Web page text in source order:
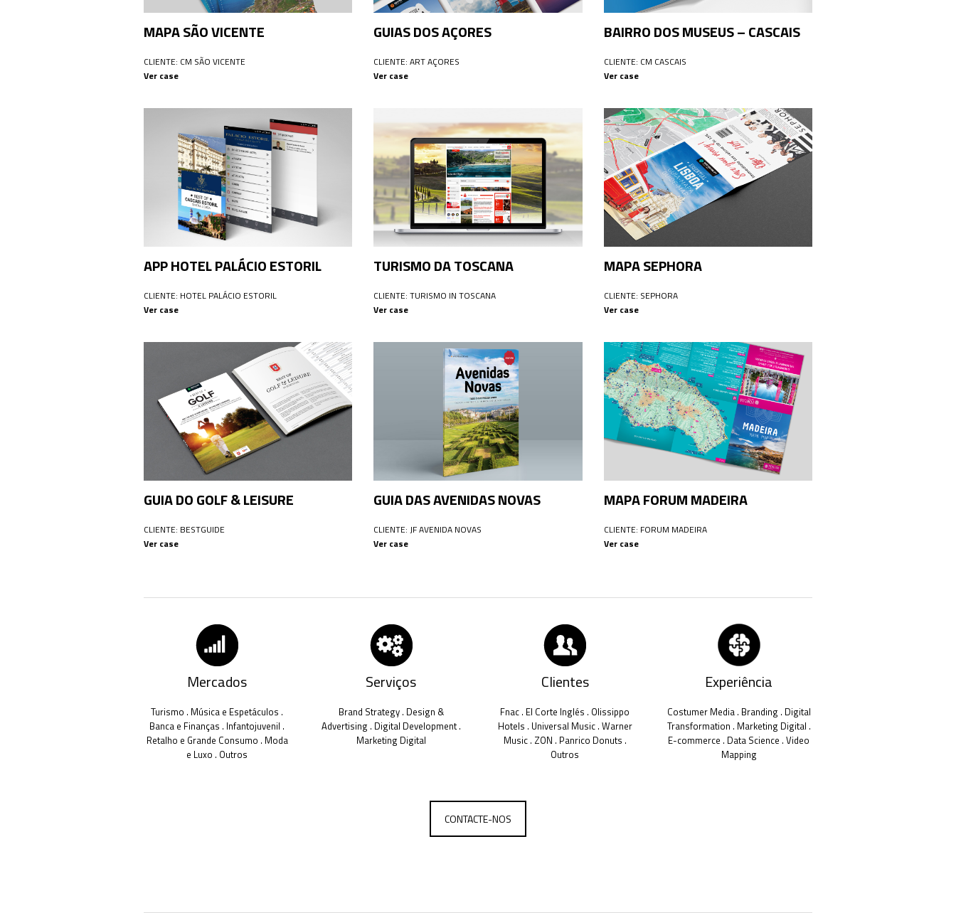
MAPA SÃO VICENTE
CLIENTE: CM SÃO VICENTE
Ver case
GUIAS DOS AÇORES
CLIENTE: ART AÇORES
Ver case
BAIRRO DOS MUSEUS – CASCAIS
CLIENTE: CM CASCAIS
Ver case
APP HOTEL PALÁCIO ESTORIL
CLIENTE: HOTEL PALÁCIO ESTORIL
Ver case
TURISMO DA TOSCANA
CLIENTE: TURISMO IN TOSCANA
Ver case
MAPA SEPHORA
CLIENTE: SEPHORA
Ver case
GUIA DO GOLF & LEISURE
CLIENTE: BESTGUIDE
Ver case
GUIA DAS AVENIDAS NOVAS
CLIENTE: JF AVENIDA NOVAS
Ver case
MAPA FORUM MADEIRA
CLIENTE: FORUM MADEIRA
Ver case
Mercados
Turismo . Música e Espetáculos .
Banca e Finanças . Infantojuvenil .
Retalho e Grande Consumo . Moda
e Luxo . Outros
Serviços
Brand Strategy . Design &
Advertising . Digital Development .
Marketing Digital
Clientes
Fnac . El Corte Inglés . Olissippo
Hotels . Universal Music . Warner
Music . ZON . Panrico Donuts .
Outros
Experiência
Costumer Media . Branding . Digital
Transformation . Marketing Digital .
E-commerce . Data Science . Video
Mapping
CONTACTE-NOS